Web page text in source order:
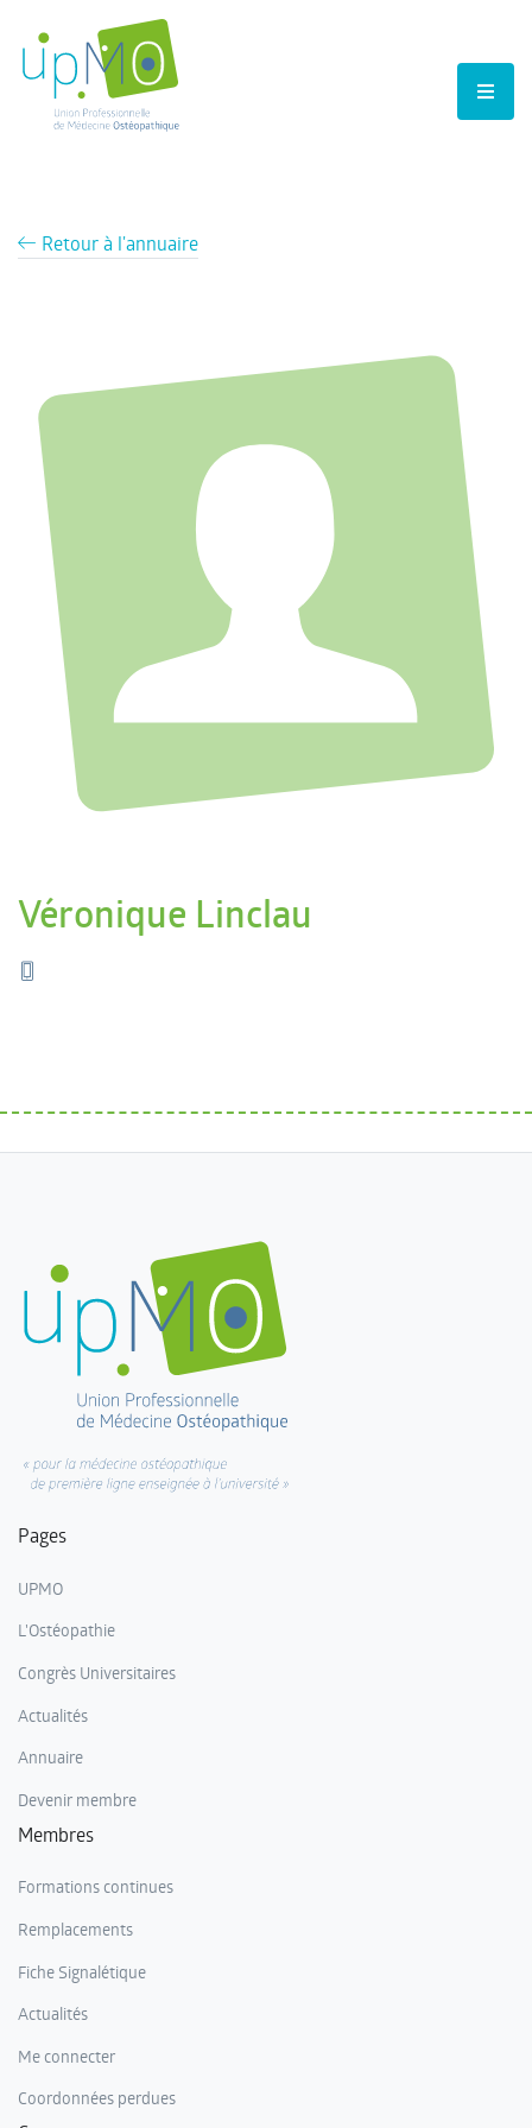
Retour à l'annuaire
Véronique Linclau
Pages
UPMO
L'Ostéopathie
Congrès Universitaires
Actualités
Annuaire
Devenir membre
Membres
Formations continues
Remplacements
Fiche Signalétique
Actualités
Me connecter
Coordonnées perdues